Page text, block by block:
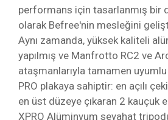
performans için tasarlanmış bir
olarak Befree'nin mesleğini
Aynı zamanda, yüksek kaliteli
yapılmış ve Manfrotto RC2 ve
ataşmanlarıyla tamamen
PRO plakaya sahiptir: en açılı
en üst düzeye çıkaran 2 kauçuk
XPRO Alüminyum seyahat